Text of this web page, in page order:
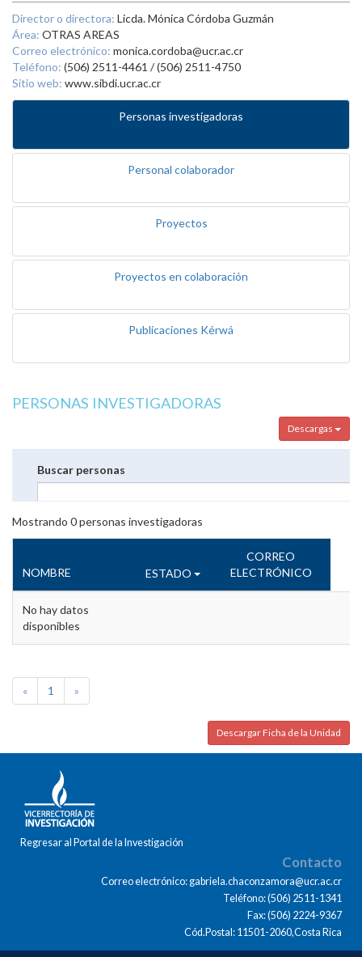
Director o directora: Licda. Mónica Córdoba Guzmán
Área: OTRAS AREAS
Correo electrónico: monica.cordoba@ucr.ac.cr
Teléfono: (506) 2511-4461 / (506) 2511-4750
Sitio web: www.sibdi.ucr.ac.cr
Personas investigadoras
Personal colaborador
Proyectos
Proyectos en colaboración
Publicaciones Kérwá
PERSONAS INVESTIGADORAS
Descargas
Buscar personas
Mostrando 0personas investigadoras
NOMBRE ESTADO
CORREO
ELECTRÓNICO
No hay datos
disponibles
« 1 »
Descargar Ficha de la Unidad
Regresar al Portal de la Investigación
Contacto
Correo electrónico: gabriela.chaconzamora@ucr.ac.cr
Teléfono: (506) 2511-1341
Fax: (506) 2224-9367
Cód.Postal: 11501-2060,Costa Rica